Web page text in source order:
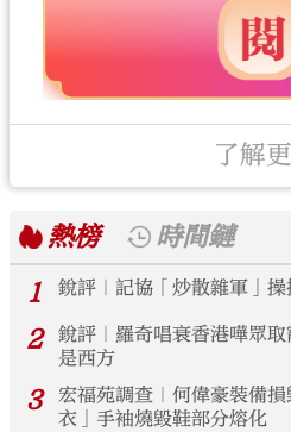
了解
熱榜
時間鏈
1
銳評｜記協「炒散雜軍」操
2
銳評｜羅奇唱衰香港嘩眾
是西方
3
宏福苑調查｜何偉豪裝備
衣」手袖燒毀鞋部分熔化